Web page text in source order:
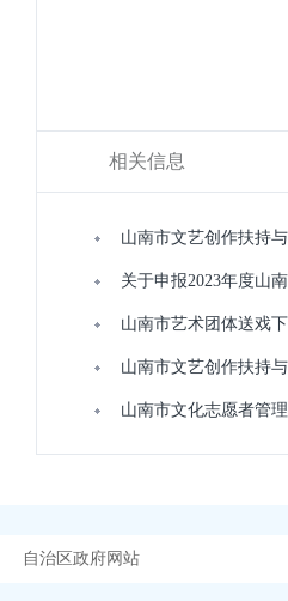
相关信息
山南市文艺创作扶持
关于申报2023年度山
山南市艺术团体送戏
山南市文艺创作扶持
山南市文化志愿者管
自治区政府网站